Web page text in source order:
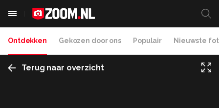
Ontdekken Gekozen door ons Populair Nieuwste
Terug naar overzicht